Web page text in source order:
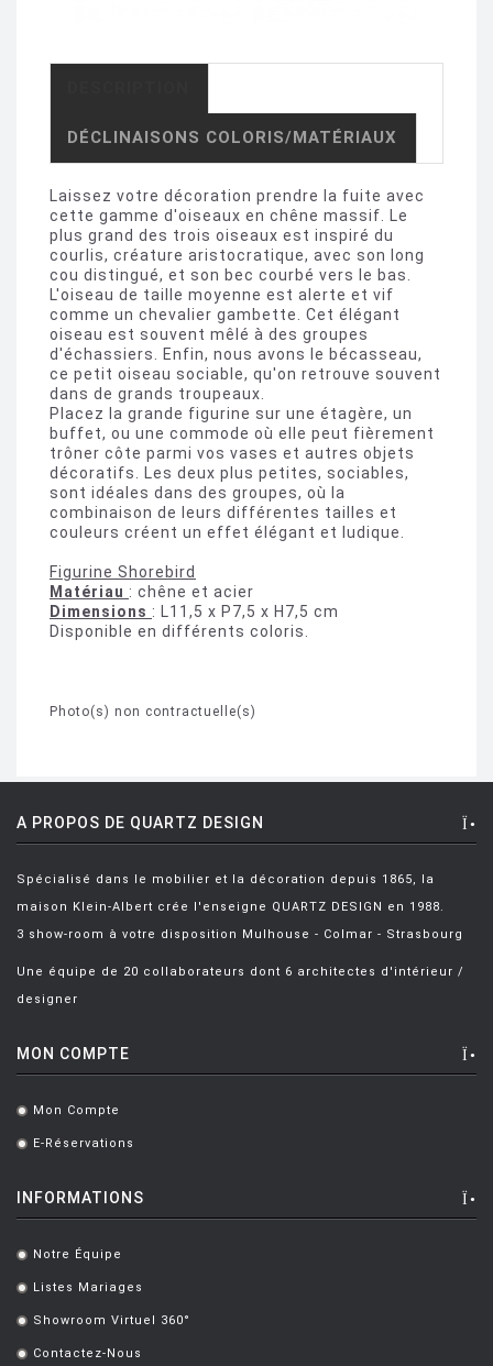
DÉCLINAISONS COLORIS/MATÉRIAUX
Laissez votre décoration prendre la fuite avec
cette gamme d'oiseaux en chêne massif. Le
plus grand des trois oiseaux est inspiré du
courlis, créature aristocratique, avec son long
cou distingué, et son bec courbé vers le bas.
L'oiseau de taille moyenne est alerte et vif
comme un chevalier gambette. Cet élégant
oiseau est souvent mêlé à des groupes
d'échassiers. Enfin, nous avons le bécasseau,
ce petit oiseau sociable, qu'on retrouve souvent
dans de grands troupeaux.
Placez la grande figurine sur une étagère, un
buffet, ou une commode où elle peut fièrement
trôner côte parmi vos vases et autres objets
décoratifs. Les deux plus petites, sociables,
sont idéales dans des groupes, où la
combinaison de leurs différentes tailles et
couleurs créent un effet élégant et ludique.
Figurine Shorebird
Matériau : chêne et acier
Dimensions : L11,5 x P7,5 x H7,5 cm
Disponible en différents coloris.
Photo(s) non contractuelle(s)
A PROPOS DE QUARTZ DESIGN
Spécialisé dans le mobilier et la décoration depuis 1865, la
maison Klein-Albert crée l'enseigne QUARTZ DESIGN en 1988.
3 show-room à votre disposition Mulhouse - Colmar - Strasbourg
Une équipe de 20 collaborateurs dont 6 architectes d'intérieur /
designer
MON COMPTE
. Mon Compte
. E-Réservations
INFORMATIONS
. Notre Équipe
. Listes Mariages
. Showroom Virtuel 360°
. Contactez-Nous